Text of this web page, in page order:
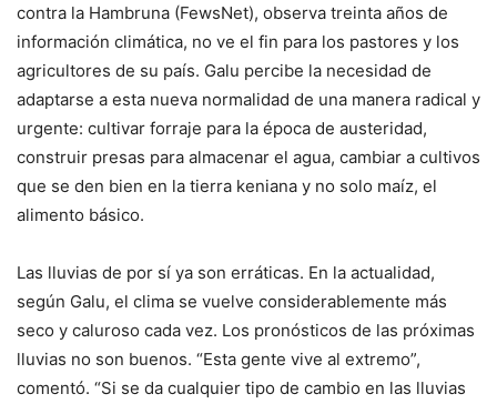
contra la Hambruna (FewsNet), observa treinta años de
información climática, no ve el fin para los pastores y los
agricultores de su país. Galu percibe la necesidad de
adaptarse a esta nueva normalidad de una manera radical y
urgente: cultivar forraje para la época de austeridad,
construir presas para almacenar el agua, cambiar a cultivos
que se den bien en la tierra keniana y no solo maíz, el
alimento básico.
Las lluvias de por sí ya son erráticas. En la actualidad,
según Galu, el clima se vuelve considerablemente más
seco y caluroso cada vez. Los pronósticos de las próximas
lluvias no son buenos. “Esta gente vive al extremo”,
comentó. “Si se da cualquier tipo de cambio en las lluvias